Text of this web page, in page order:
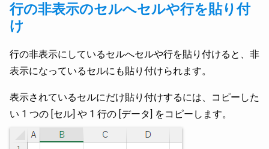
行の非表示のセルへセルや行を貼り付
け
行の非表示にしているセルへセルや行を貼り付けると、非
表示になっているセルにも貼り付けられます。
表示されているセルにだけ貼り付けするには、コピーした
い 1 つの [セル] や 1 行の [データ] をコピーします。